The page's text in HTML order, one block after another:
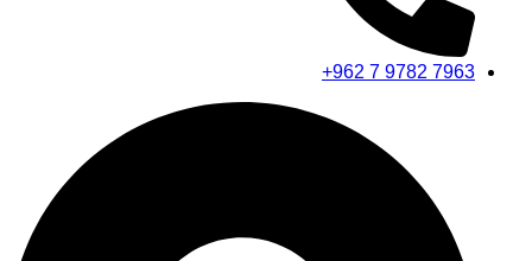
+962 7 9782 7963